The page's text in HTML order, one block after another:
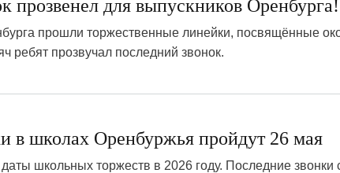
прозвенел для выпускников Оренбурга!
прошли торжественные линейки, посвящённые
ребят прозвучал последний звонок.
в школах Оренбуржья пройдут 26 мая
школьных торжеств в 2026 году. Последние звонки